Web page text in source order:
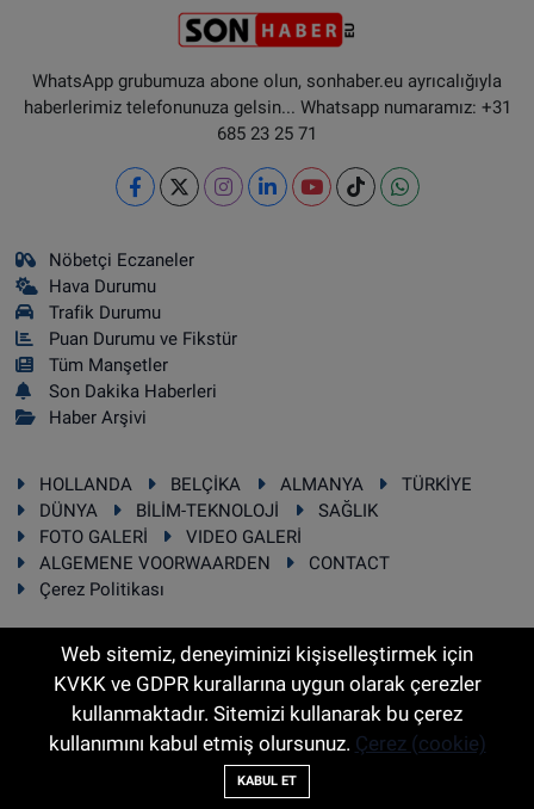
WhatsApp grubumuza abone olun, sonhaber.eu ayrıcalığıyla
haberlerimiz telefonunuza gelsin... Whatsapp numaramız: +31
685 23 25 71
Nöbetçi Eczaneler
Hava Durumu
Trafik Durumu
Puan Durumu ve Fikstür
Tüm Manşetler
Son Dakika Haberleri
Haber Arşivi
HOLLANDA BELÇİKA ALMANYA
TÜRKİYE
DÜNYA
BİLİM-TEKNOLOJİ
SAĞLIK
FOTO GALERİ
VIDEO GALERİ
ALGEMENE VOORWAARDEN
CONTACT
Çerez Politikası
RSS Copyright © 2025 Sonhaber.eu Her hakkı saklıdır.
Haber Yazılımı:TE Bilişim
Web sitemiz, deneyiminizi kişiselleştirmek için
KVKK ve GDPR kurallarına uygun olarak çerezler
kullanmaktadır. Sitemizi kullanarak bu çerez
kullanımını kabul etmiş olursunuz. Çerez (cookie)
KABUL ET